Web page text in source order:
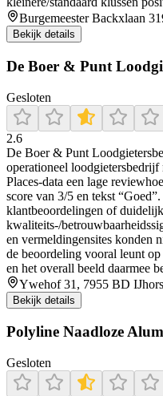
Burgemeester Backxlaan
Bekijk details
De Boer & Punt
Gesloten
2.6
De Boer & Punt
operationeel
Places-data een lage
score van 3/5 en tekst
klantbeoordelingen of
kwaliteits-/
en vermeldingensites konden
de beoordeling vooral leunt
en het overall beeld daarmee
Ywehof 31, 7955 BD
Bekijk details
Polyline Naadloze
Gesloten